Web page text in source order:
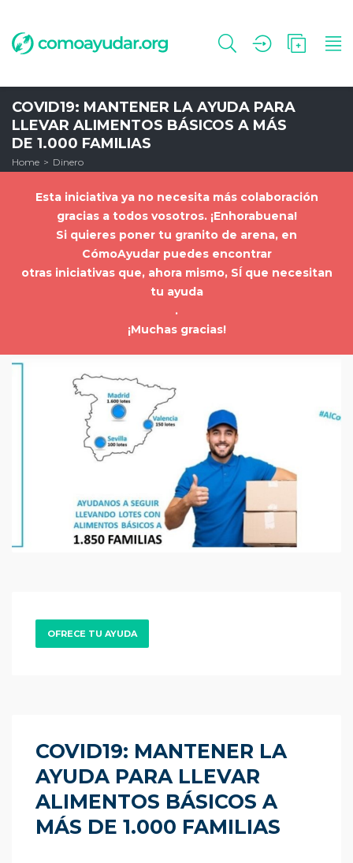
COVID19: MANTENER LA AYUDA PARA
LLEVAR ALIMENTOS BÁSICOS A MÁS
DE 1.000 FAMILIAS
Home Dinero
Esta iniciativa ya no necesita más colaboración
gracias a todos vosotros. ¡Enhorabuena!
Si quieres poner tu granito de arena, en
CómoAyudar puedes encontrar
otras iniciativas que, ahora mismo, SÍ que necesitan
tu ayuda
.
¡Muchas gracias!
OFRECE TU AYUDA
COVID19: MANTENER LA
AYUDA PARA LLEVAR
ALIMENTOS BÁSICOS A
MÁS DE 1.000 FAMILIAS